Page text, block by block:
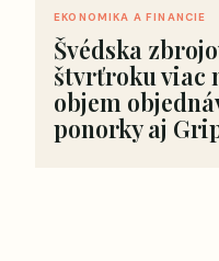
EKONOMIKA A FINANCIE
Švédska
štvrťroku viac
objem
ponorky aj